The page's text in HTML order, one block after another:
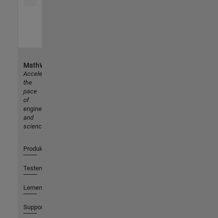
MathWorks
Accelerating
the
pace
of
engineering
and
science
Produkte
Testen oder Kaufen
Lernen
Support